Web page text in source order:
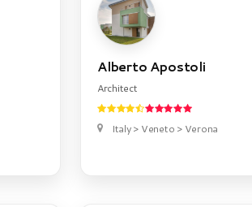
Alberto Apostoli
Architect
Italy > Veneto > Verona